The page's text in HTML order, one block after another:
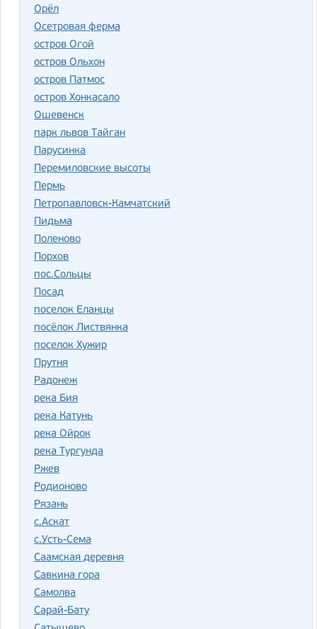
Орёл
Осетровая ферма
остров Огой
остров Ольхон
остров Патмос
остров Хонкасало
Ошевенск
парк львов Тайган
Парусинка
Перемиловские высоты
Пермь
Петропавловск-Камчатский
Пидьма
Поленово
Порхов
пос.Сольцы
Посад
поселок Еланцы
посёлок Листвянка
поселок Хужир
Прутня
Радонеж
река Бия
река Катунь
река Ойрок
река Тургунда
Ржев
Родионово
Рязань
с.Аскат
с.Усть-Сема
Саамская деревня
Савкина гора
Самолва
Сарай-Бату